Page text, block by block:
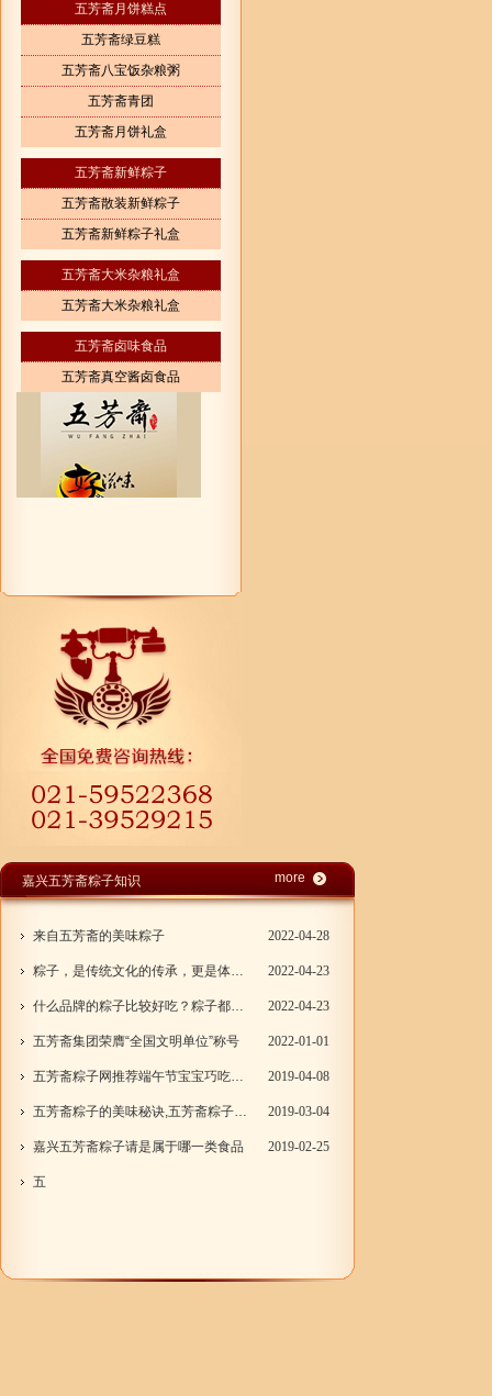
五芳斋月饼糕点
五芳斋绿豆糕
五芳斋八宝饭杂粮粥
五芳斋青团
五芳斋月饼礼盒
五芳斋新鲜粽子
五芳斋散装新鲜粽子
五芳斋新鲜粽子礼盒
五芳斋大米杂粮礼盒
五芳斋大米杂粮礼盒
五芳斋卤味食品
五芳斋真空酱卤食品
嘉兴五芳斋粽子知识 more
来自五芳斋的美味粽子 2022-04-28
粽子，是传统文化的传承，更是体现了一种情怀 2022-04-23
什么品牌的粽子比较好吃？粽子都有什么口味？ 2022-04-23
五芳斋集团荣膺“全国文明单位”称号 2022-01-01
五芳斋粽子网推荐端午节宝宝巧吃粽子4妙招 2019-04-08
五芳斋粽子的美味秘诀,五芳斋粽子驰名天下 2019-03-04
嘉兴五芳斋粽子请是属于哪一类食品 2019-02-25
五